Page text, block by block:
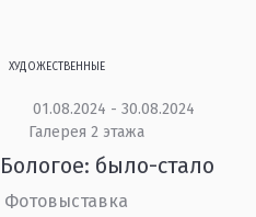
ХУДОЖЕСТВЕННЫЕ
01.08.2024 - 30.08.2024
Галерея 2 этажа
Бологое: было-стало
Фотовыставка